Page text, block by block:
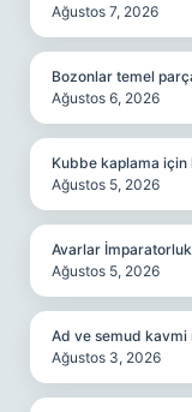
Ağustos 7, 2026
Bozonlar temel
Ağustos 6, 2026
Kubbe kaplama için
Ağustos 5, 2026
Avarlar
Ağustos 5, 2026
Ad ve semud kavmi
Ağustos 3, 2026